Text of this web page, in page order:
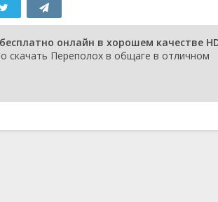
онлайн в хорошем качестве
Переполох в общаге в отличном